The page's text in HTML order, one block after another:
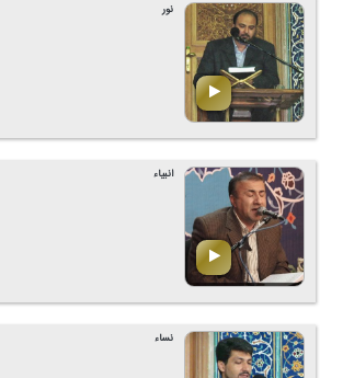
نور
انبیاء
نساء